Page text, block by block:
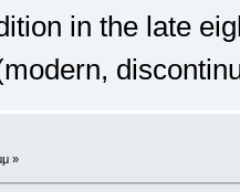
in the late
»